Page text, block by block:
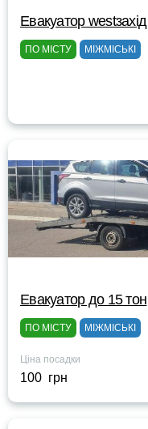
Евакуатор westзахід
ПО МІСТУ МІЖМІСЬКІ
Евакуатор до 15 тон
ПО МІСТУ МІЖМІСЬКІ
Ціна посадки
100 грн